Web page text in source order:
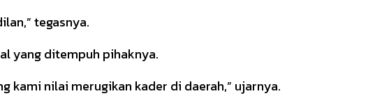
tegasnya.
yang ditempuh pihaknya.
kami nilai merugikan kader di daerah,” ujarnya.